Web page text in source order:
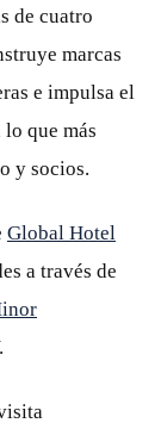
de cuatro
marcas
e impulsa el
que más
y socios.
Global Hotel
a través de